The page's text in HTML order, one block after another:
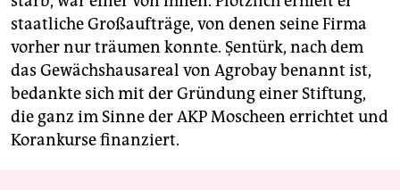
staatliche Großaufträge, von denen seine Firma
vorher nur träumen konnte. Şentürk, nach dem
das Gewächshausareal von Agrobay benannt ist,
bedankte sich mit der Gründung einer Stiftung,
die ganz im Sinne der AKP Moscheen errichtet und
Korankurse finanziert.